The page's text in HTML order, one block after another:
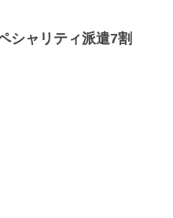
シャリティ派遣7割